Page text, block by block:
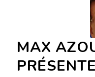
MAX